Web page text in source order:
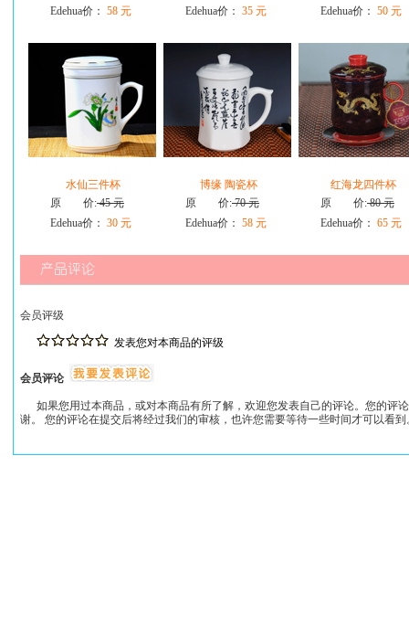
Edehua价： 58 元
Edehua价： 35 元
Edehua价： 50 元
水仙三件杯
原 价:45 元
Edehua价： 30 元
博缘 陶瓷杯
原 价:70 元
Edehua价： 58 元
红海龙四件杯
原 价:80 元
Edehua价： 65 元
会员评级
发表您对本商品的评级
会员评论
如果您用过本商品，或对本商品有所了解，欢迎您发表自己的评论。您的评
谢。 您的评论在提交后将经过我们的审核，也许您需要等待一些时间才可以看